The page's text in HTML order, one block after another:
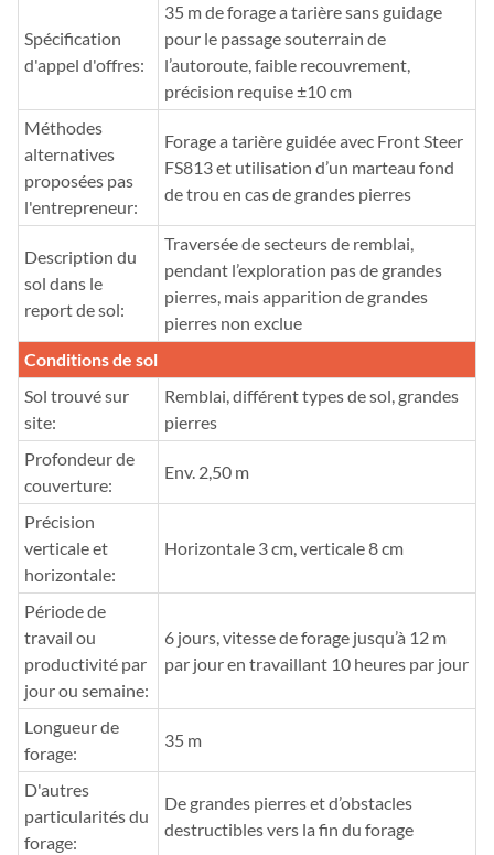
Spécification
d'appel d'offres:
35 m de forage a tarière sans guidage
pour le passage souterrain de
l’autoroute, faible recouvrement,
précision requise ±10 cm
Méthodes
alternatives
proposées pas
l'entrepreneur:
Forage a tarière guidée avec Front Steer
FS813 et utilisation d’un marteau fond
de trou en cas de grandes pierres
Description du
sol dans le
report de sol:
Traversée de secteurs de remblai,
pendant l’exploration pas de grandes
pierres, mais apparition de grandes
pierres non exclue
Conditions de sol
Sol trouvé sur
site:
Remblai, différent types de sol, grandes
pierres
Profondeur de
couverture:
Env. 2,50 m
Précision
verticale et
horizontale:
Horizontale 3 cm, verticale 8 cm
Période de
travail ou
productivité par
jour ou semaine:
6 jours, vitesse de forage jusqu’à 12 m
par jour en travaillant 10 heures par jour
Longueur de
forage:
35 m
D'autres
particularités du
forage:
De grandes pierres et d’obstacles
destructibles vers la fin du forage